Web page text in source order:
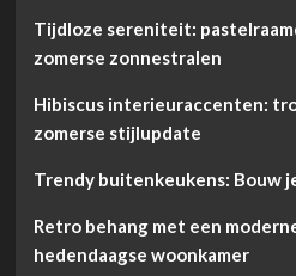
Tijdloze sereniteit:
zomerse zonnestralen
Hibiscus interieuraccenten:
zomerse stijlupdate
Trendy buitenkeukens: Bouw
Retro behang met een
hedendaagse woonkamer